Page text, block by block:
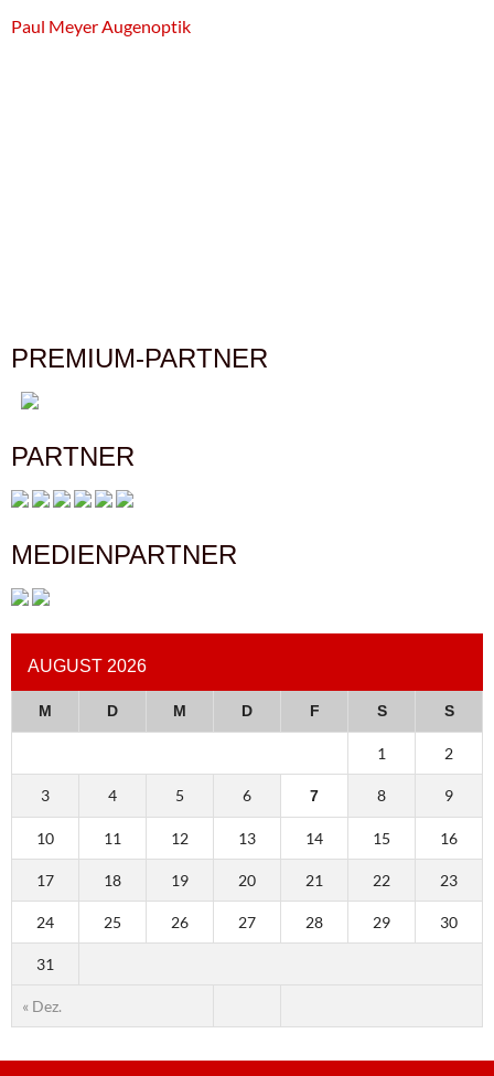
Paul Meyer Augenoptik
PREMIUM-PARTNER
PARTNER
MEDIENPARTNER
AUGUST 2026
M D M D F S S
« Dez.
1 2
3 4 5 6 7 8 9
10 11 12 13 14 15 16
17 18 19 20 21 22 23
24 25 26 27 28 29 30
31